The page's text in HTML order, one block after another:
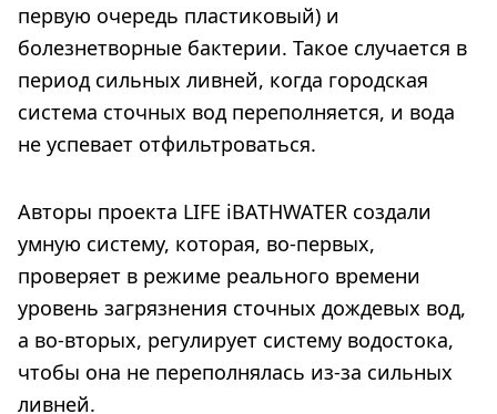
первую очередь пластиковый) и
болезнетворные бактерии. Такое случается в
период сильных ливней, когда городская
система сточных вод переполняется, и вода
не успевает отфильтроваться.
Авторы проекта LIFE iBATHWATER создали
умную систему, которая, во-первых,
проверяет в режиме реального времени
уровень загрязнения сточных дождевых вод,
а во-вторых, регулирует систему водостока,
чтобы она не переполнялась из-за сильных
ливней.